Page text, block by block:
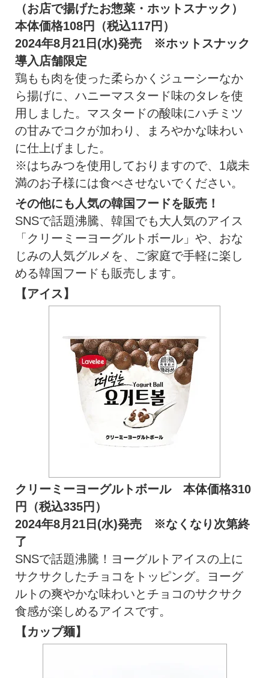
（お店で揚げたお惣菜・ホットスナック）
本体価格108円（税込117円）
2024年8月21日(水)発売 ※ホットスナック
導入店舗限定
鶏もも肉を使った柔らかくジューシーなか
ら揚げに、ハニーマスタード味のタレを使
用しました。マスタードの酸味にハチミツ
の甘みでコクが加わり、まろやかな味わい
に仕上げました。
※はちみつを使用しておりますので、1歳未
満のお子様には食べさせないでください。
その他にも人気の韓国フードを販売！
SNSで話題沸騰、韓国でも大人気のアイス
「クリーミーヨーグルトボール」や、おな
じみの人気グルメを、ご家庭で手軽に楽し
める韓国フードも販売します。
【アイス】
クリーミーヨーグルトボール 本体価格310
円（税込335円）
2024年8月21日(水)発売 ※なくなり次第終
了
SNSで話題沸騰！ヨーグルトアイスの上に
サクサクしたチョコをトッピング。ヨーグ
ルトの爽やかな味わいとチョコのサクサク
食感が楽しめるアイスです。
【カップ麺】